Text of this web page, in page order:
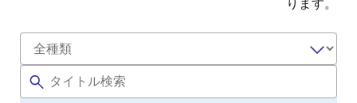
ります。